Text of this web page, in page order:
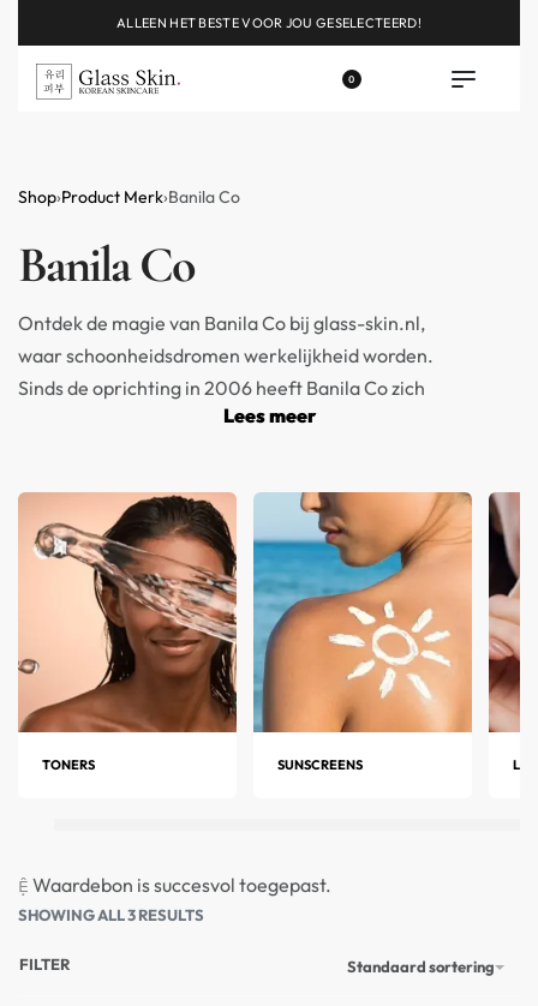
ALLEEN HET BESTE VOOR JOU GESELECTEERD!
0
Shop›Product Merk›Banila Co
Banila Co
Ontdek de magie van Banila Co bij glass-skin.nl,
waar schoonheidsdromen werkelijkheid worden.
Sinds de oprichting in 2006 heeft Banila Co zich
toegelegd op het ontwikkelen van geavanceerde
je huid. Met een aanbod dat elke huidtype omarmt,
zet Banila Co de toon voor aanpasbare
huidverzorging die perfect aansluit bij jouw
individuele behoeften.
Lees meer
TONERS SUNSCREENS LIP
Waardebon is succesvol toegepast.
SHOWING ALL 3 RESULTS
Standaard sortering
FILTER